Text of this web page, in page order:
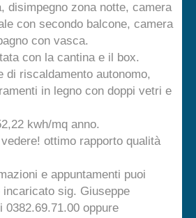
disimpegno zona notte, camera
con secondo balcone, camera
con vasca.
con la cantina e il box.
di riscaldamento autonomo,
in legno con doppi vetri e
kwh/mq anno.
ottimo rapporto qualità
e appuntamenti puoi
sig. Giuseppe
0382.69.71.00 oppure